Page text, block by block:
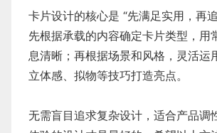
卡片设计的核心是 “先满足实用，再
先根据承载的内容确定卡片类型，用
息清晰；再根据场景和风格，灵活运
立体感、拟物等技巧打造亮点。
无需盲目追求复杂设计，适合产品调